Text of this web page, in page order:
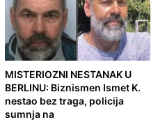
MISTERIOZNI NESTANAK U
BERLINU: Biznismen Ismet K.
nestao bez traga, policija
sumnja na